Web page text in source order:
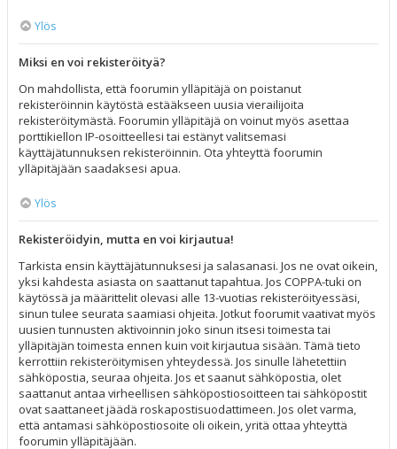
Ylös
Miksi en voi rekisteröityä?
On mahdollista, että foorumin ylläpitäjä on poistanut
rekisteröinnin käytöstä estääkseen uusia vierailijoita
rekisteröitymästä. Foorumin ylläpitäjä on voinut myös asettaa
porttikiellon IP-osoitteellesi tai estänyt valitsemasi
käyttäjätunnuksen rekisteröinnin. Ota yhteyttä foorumin
ylläpitäjään saadaksesi apua.
Ylös
Rekisteröidyin, mutta en voi kirjautua!
Tarkista ensin käyttäjätunnuksesi ja salasanasi. Jos ne ovat oikein,
yksi kahdesta asiasta on saattanut tapahtua. Jos COPPA-tuki on
käytössä ja määrittelit olevasi alle 13-vuotias rekisteröityessäsi,
sinun tulee seurata saamiasi ohjeita. Jotkut foorumit vaativat myös
uusien tunnusten aktivoinnin joko sinun itsesi toimesta tai
ylläpitäjän toimesta ennen kuin voit kirjautua sisään. Tämä tieto
kerrottiin rekisteröitymisen yhteydessä. Jos sinulle lähetettiin
sähköpostia, seuraa ohjeita. Jos et saanut sähköpostia, olet
saattanut antaa virheellisen sähköpostiosoitteen tai sähköpostit
ovat saattaneet jäädä roskapostisuodattimeen. Jos olet varma,
että antamasi sähköpostiosoite oli oikein, yritä ottaa yhteyttä
foorumin ylläpitäjään.